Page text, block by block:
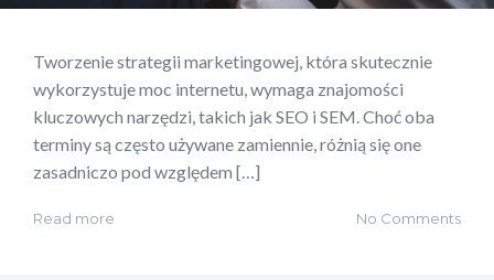
Tworzenie strategii marketingowej, która skutecznie
wykorzystuje moc internetu, wymaga znajomości
kluczowych narzędzi, takich jak SEO i SEM. Choć oba
terminy są często używane zamiennie, różnią się one
zasadniczo pod względem […]
Read more No Comments